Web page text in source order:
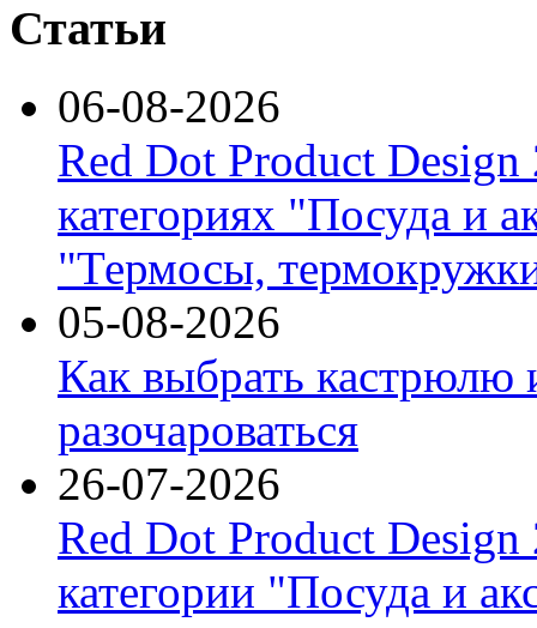
Статьи
06-08-2026
Red Dot Product Design
категориях "Посуда и
"Термосы,
05-08-2026
Как выбрать кастрюлю
разочароваться
26-07-2026
Red Dot Product Design
категории "Посуда и